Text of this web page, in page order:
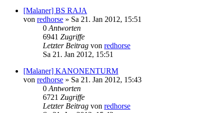
[Malaner] BS RAJA
von redhorse » Sa 21. Jan 2012, 15:51
0 Antworten
6941 Zugriffe
Letzter Beitrag von redhorse
Sa 21. Jan 2012, 15:51
[Malaner] KANONENTURM
von redhorse » Sa 21. Jan 2012, 15:43
0 Antworten
6721 Zugriffe
Letzter Beitrag von redhorse